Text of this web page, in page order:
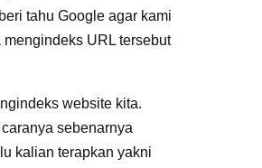
tahu Google agar kami
URL tersebut
website kita.
sebenarnya
kalian terapkan yakni